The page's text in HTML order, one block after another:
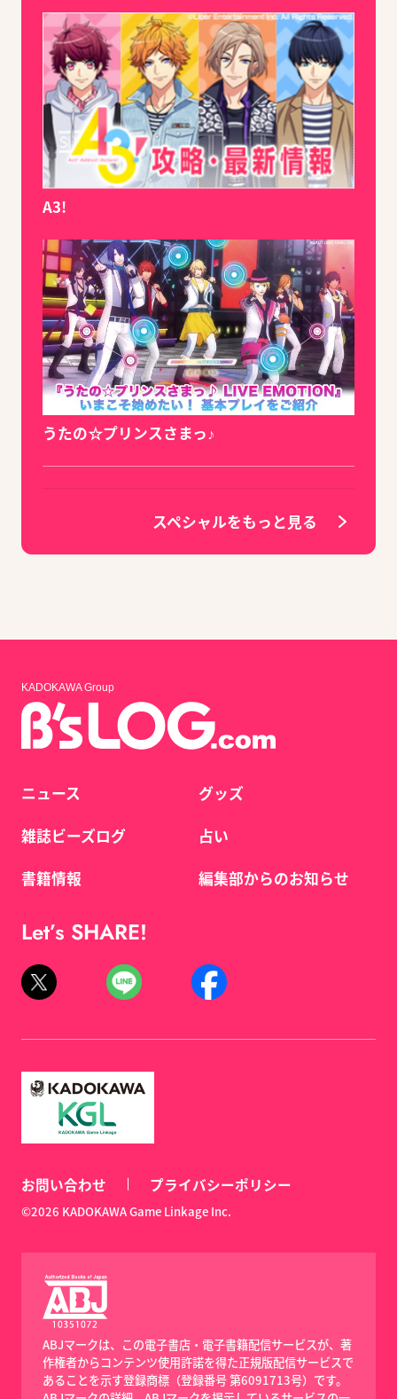
A3!
うたの☆プリンスさまっ♪
スペシャルをもっと見る
KADOKAWA Group
ニュース
雑誌ビーズログ
書籍情報
グッズ
占い
編集部からのお知らせ
Let’s SHARE!
お問い合わせ プライバシーポリシー
©2026 KADOKAWA Game Linkage Inc.
ABJマークは、この電子書店・電子書籍配信サービスが、著
作権者からコンテンツ使用許諾を得た正規版配信サービスで
あることを示す登録商標（登録番号 第6091713号）です。